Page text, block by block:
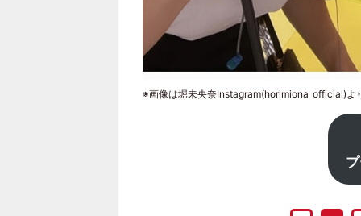
※画像は堀未央奈Instagram(horimiona_official)よ